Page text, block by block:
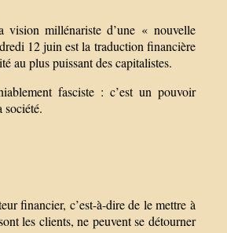
vision millénariste d’une « nouvelle
12 juin est la traduction financière
au plus puissant des capitalistes.
fasciste : c’est un pouvoir
société.
financier, c’est-à-dire de le mettre à
les clients, ne peuvent se détourner